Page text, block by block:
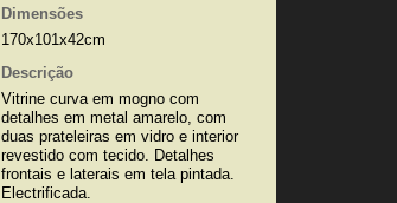
Dimensões
170x101x42cm
Descrição
Vitrine curva em mogno com
detalhes em metal amarelo, com
duas prateleiras em vidro e interior
revestido com tecido. Detalhes
frontais e laterais em tela pintada.
Electrificada.